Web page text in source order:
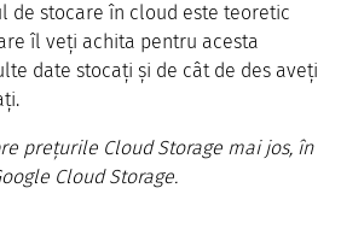
de stocare în cloud este teoretic
îl veți achita pentru acesta
date stocați și de cât de des aveți
prețurile Cloud Storage mai jos, în
Cloud Storage.